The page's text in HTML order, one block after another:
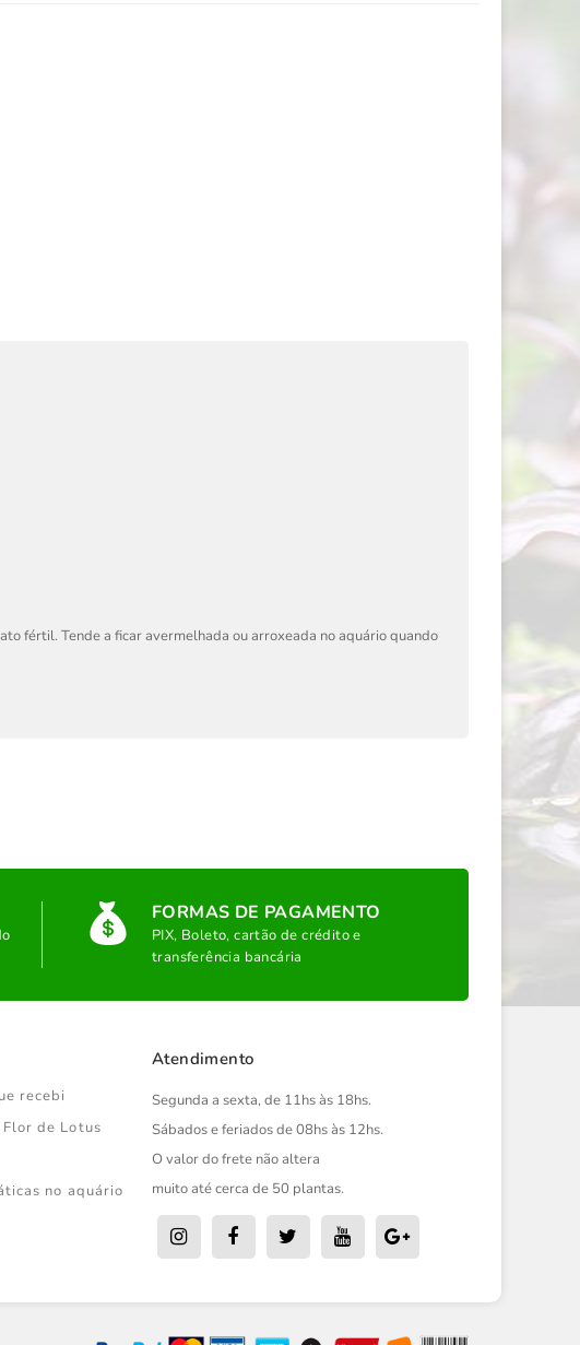
fértil. Tende a ficar avermelhada ou arroxeada no aquário quando
FORMAS DE PAGAMENTO
PIX, Boleto, cartão de crédito e
transferência bancária
recebi
de Lotus
no aquário
Atendimento
Segunda a sexta, de 11hs às 18hs.
Sábados e feriados de 08hs às 12hs.
O valor do frete não altera
muito até cerca de 50 plantas.